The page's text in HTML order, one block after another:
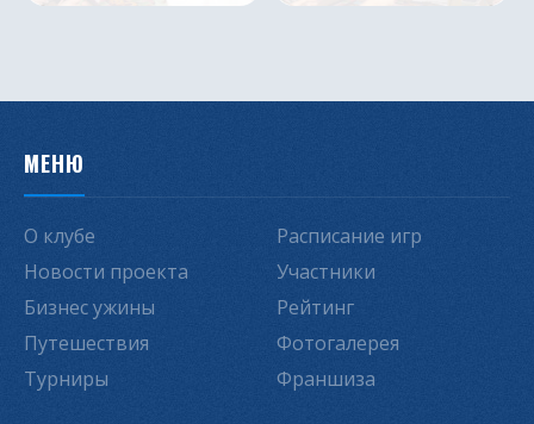
МЕНЮ
О клубе
Новости проекта
Бизнес ужины
Путешествия
Турниры
Расписание игр
Участники
Рейтинг
Фотогалерея
Франшиза